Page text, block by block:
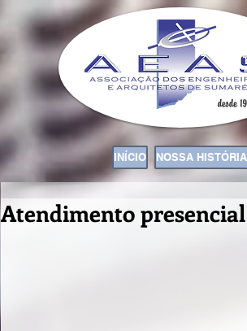
INÍCIO NOSSA HISTÓRIA
Atendimento